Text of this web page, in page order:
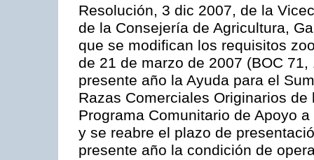
Resolución, 3 dic 2007, de la
de la Consejería de Agricultura,
que se modifican los requisitos
de 21 de marzo de 2007 (BOC
presente año la Ayuda para el
Razas Comerciales Originarios
Programa Comunitario de Apoyo
y se reabre el plazo de
presente año la condición de